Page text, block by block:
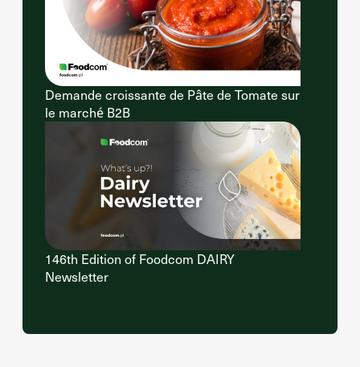
Demande croissante de Pâte de Tomate sur
le marché B2B
146th Edition of Foodcom DAIRY
Newsletter